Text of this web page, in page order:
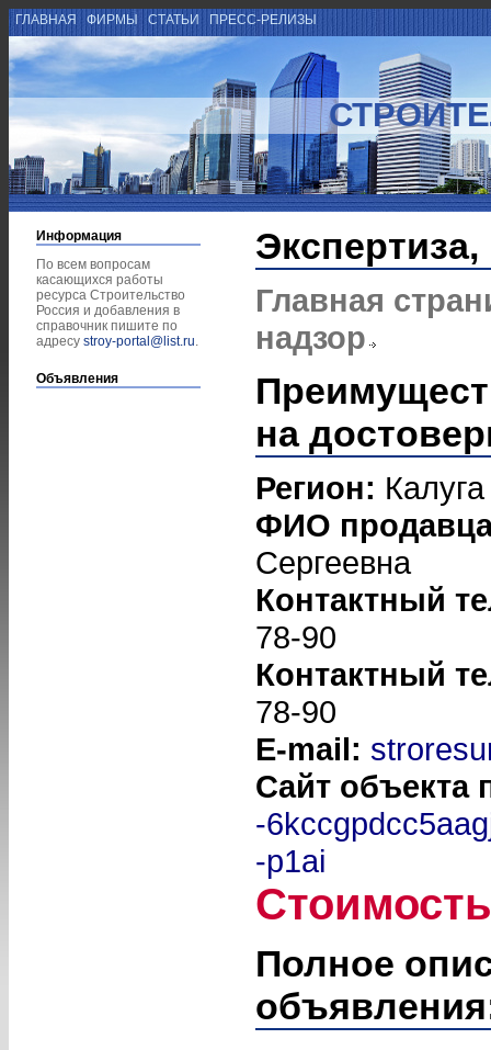
ГЛАВНАЯ ФИРМЫ СТАТЬИ ПРЕСС-РЕЛИЗЫ
Информация
По всем вопросам
касающихся работы
ресурса Строительство
Россия и добавления в
справочник пишите по
адресу stroy-portal@list.ru.
Объявления
Главная
надзор
на
Регион: Калуга
ФИО
Сергеевна
Контактный
78-90
Контактный
78-90
E-mail:
Сайт объекта
-
-p1ai
Полное